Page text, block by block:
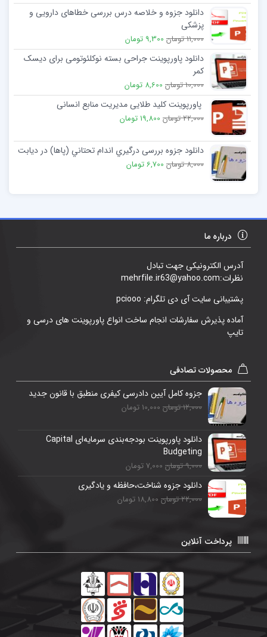
دانلود جزوه و خلاصه درس بررسی خطاهای دارویی و
پزشکی
11,000 تومان 9,300 تومان
دانلود پاورپوینت جراحی بسته نوکلئوتومی برای دیسک
کمر
10,000 تومان 8,600 تومان
پاورپوینت کلید طلایی مدیریت منابع انسانی
22,000 تومان 19,800 تومان
دانلود جزوه بررسی درگيري اندام تحتاني (پاها) در ديابت
8,000 تومان 6,700 تومان
درباره ما
آدرس الکترونیکی جهت تبادل
نظرات:mehrfile.ir63@yahoo.com
پشتیبانی سایت آی دی تلگرام: pciooo
آماده پذیرش سفارشات انجام ساخت انواع پاورپوینت های درسی و
تایپ
محصولات تصادفی
جزوه کامل آیین دادرسی کیفری منطبق با قانون جدید
12,000 تومان 10,000 تومان
دانلود پاورپوینت بودجه‌بندی سرمایه‌ای Capital
Budgeting
9,000 تومان 7,000 تومان
دانلود جزوه شناخت،حافظه و یادگیری
22,000 تومان 18,800 تومان
پرداخت آنلاین